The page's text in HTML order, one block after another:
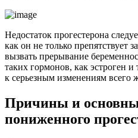
Недостаток прогестерона
как он не только препятствует
вызвать прерывание
таких гормонов, как эстроген и
к серьезным изменениям всего
Причины и
пониженного